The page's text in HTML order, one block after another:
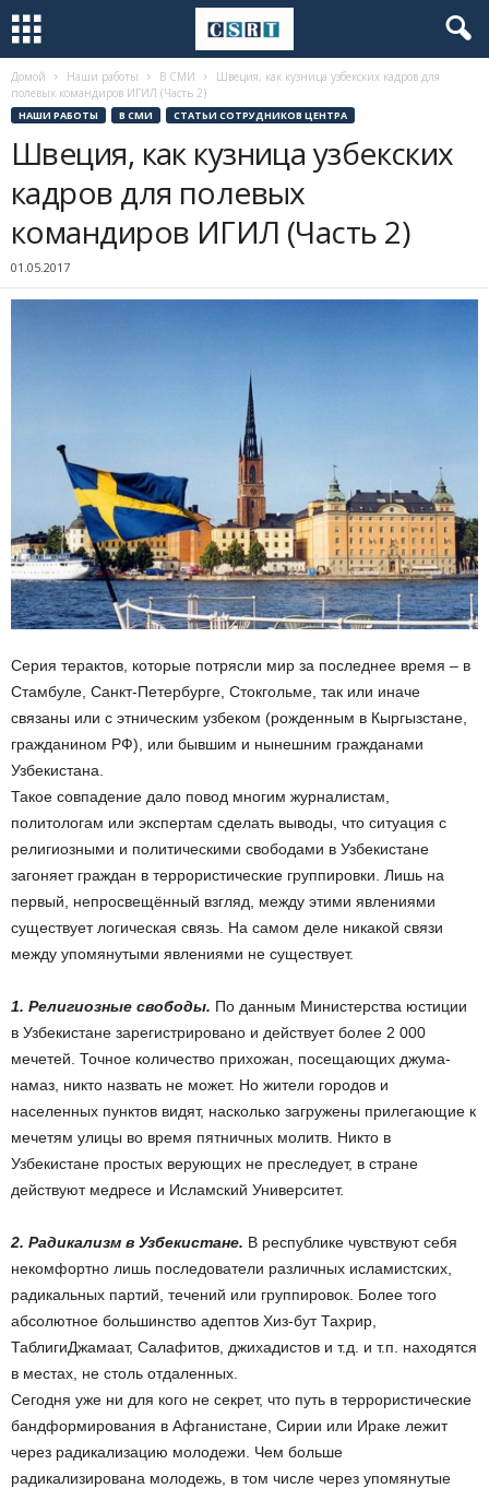
Домой Наши работы В СМИ
Швеция, как кузница узбекских кадров для
полевых командиров ИГИЛ (Часть 2)
НАШИ РАБОТЫ В СМИ СТАТЬИ СОТРУДНИКОВ ЦЕНТРА
Швеция, как кузница узбекских
кадров для полевых
командиров ИГИЛ (Часть 2)
01.05.2017
Серия терактов, которые потрясли мир за последнее время – в
Стамбуле, Санкт-Петербурге, Стокгольме, так или иначе
связаны или с этническим узбеком (рожденным в Кыргызстане,
гражданином РФ), или бывшим и нынешним гражданами
Узбекистана.
Такое совпадение дало повод многим журналистам,
политологам или экспертам сделать выводы, что ситуация с
религиозными и политическими свободами в Узбекистане
загоняет граждан в террористические группировки. Лишь на
первый, непросвещённый взгляд, между этими явлениями
существует логическая связь. На самом деле никакой связи
между упомянутыми явлениями не существует.
1. Религиозные свободы. По данным Министерства юстиции
в Узбекистане зарегистрировано и действует более 2 000
мечетей. Точное количество прихожан, посещающих джума-
намаз, никто назвать не может. Но жители городов и
населенных пунктов видят, насколько загружены прилегающие к
мечетям улицы во время пятничных молитв. Никто в
Узбекистане простых верующих не преследует, в стране
действуют медресе и Исламский Университет.
2. Радикализм в Узбекистане. В республике чувствуют себя
некомфортно лишь последователи различных исламистских,
радикальных партий, течений или группировок. Более того
абсолютное большинство адептов Хиз-бут Тахрир,
ТаблигиДжамаат, Салафитов, джихадистов и т.д. и т.п. находятся
в местах, не столь отдаленных.
Сегодня уже ни для кого не секрет, что путь в террористические
бандформирования в Афганистане, Сирии или Ираке лежит
через радикализацию молодежи. Чем больше
радикализирована молодежь, в том числе через упомянутые